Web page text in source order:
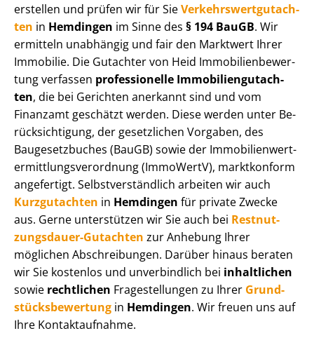
erstellen und prüfen wir für SieVer­kehrs­wert­gut­ach­
ten in Hemdingen im Sinne des § 194 BauGB. Wir
ermitteln unabhängig und fair den Marktwert Ihrer
Immobilie. Die Gutachter von Heid Im­mo­bi­li­en­be­wer­
tung verfassen professionelle Im­mo­bi­li­en­gut­ach­
ten, die bei Gerichten anerkannt sind und vom
Finanzamt geschätzt werden. Diese werden unter Be­
rück­sich­ti­gung, der gesetzlichen Vorgaben, des
Baugesetzbuches (BauGB) sowie der Im­mo­bi­li­en­wert­
ermitt­lungs­ver­ord­nung (ImmoWertV), marktkonform
angefertigt. Selbst­ver­ständ­lich arbeiten wir auch
Kurzgutachten in Hemdingen für private Zwecke
aus. Gerne unterstützen wir Sie auch bei Rest­nut­
zungs­dau­er-Gutachten zur Anhebung Ihrer
möglichen Abschreibungen. Darüber hinaus beraten
wir Sie kostenlos und unverbindlich bei inhaltlichen
sowie rechtlichen Fragestellungen zu Ihrer Grund­
stücks­be­wer­tung in Hemdingen. Wir freuen uns auf
Ihre Kontaktaufnahme.